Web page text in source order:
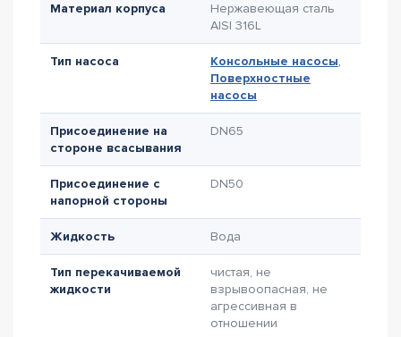
Материал корпуса
Нержавеющая сталь
AISI 316L
Тип насоса Консольные насосы,
Поверхностные
насосы
Присоединение на
стороне всасывания
DN65
Присоединение с
напорной стороны
DN50
Жидкость Вода
Тип перекачиваемой
жидкости
чистая, не
взрывоопасная, не
агрессивная в
отношении